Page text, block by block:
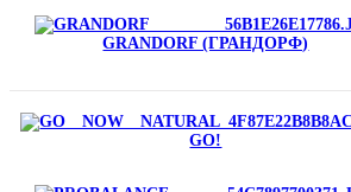
GRANDORF (ГРАНДОРФ)
GO!